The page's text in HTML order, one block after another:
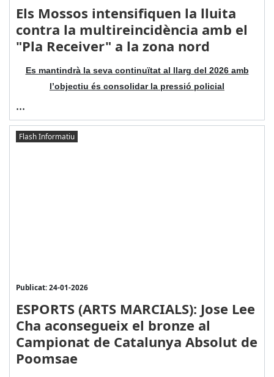
Els Mossos intensifiquen la lluita
contra la multireincidència amb el
"Pla Receiver" a la zona nord
Es mantindrà la seva continuïtat al llarg del 2026 amb
l’objectiu és consolidar la pressió policial
...
Flash Informatiu
Publicat: 24-01-2026
ESPORTS (ARTS MARCIALS): Jose Lee
Cha aconsegueix el bronze al
Campionat de Catalunya Absolut de
Poomsae